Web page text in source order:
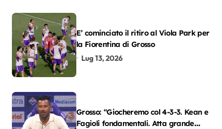
E’ cominciato il ritiro al Viola Park per
la Fiorentina di Grosso
Lug 13, 2026
Grosso: “Giocheremo col 4-3-3. Kean e
Fagioli fondamentali. Atta grande